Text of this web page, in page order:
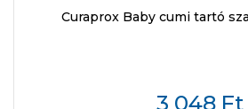
Curaprox Baby cumi tartó
3 048 Ft